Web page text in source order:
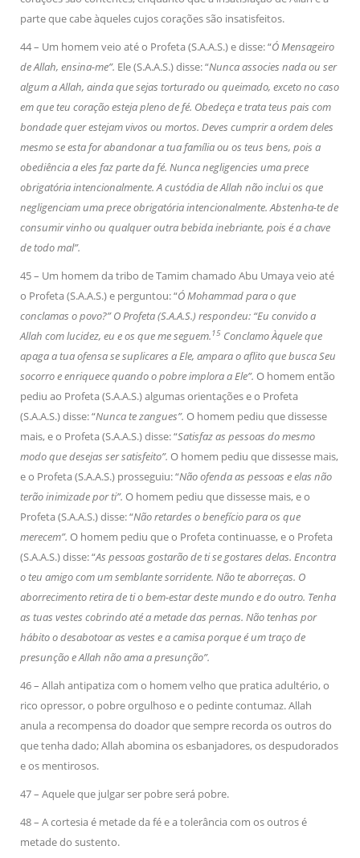
parte que cabe àqueles cujos corações são insatisfeitos.
44 – Um homem veio até o Profeta (S.A.A.S.) e disse: “Ó Mensageiro
de Allah, ensina-me”. Ele (S.A.A.S.) disse: “Nunca associes nada ou ser
algum a Allah, ainda que sejas torturado ou queimado, exceto no caso
em que teu coração esteja pleno de fé. Obedeça e trata teus pais com
bondade quer estejam vivos ou mortos. Deves cumprir a ordem deles
mesmo se esta for abandonar a tua família ou os teus bens, pois a
obediência a eles faz parte da fé. Nunca negligencies uma prece
obrigatória intencionalmente. A custódia de Allah não inclui os que
negligenciam uma prece obrigatória intencionalmente. Abstenha-te de
consumir vinho ou qualquer outra bebida inebriante, pois é a chave
de todo mal”.
45 – Um homem da tribo de Tamim chamado Abu Umaya veio até
o Profeta (S.A.A.S.) e perguntou: “Ó Mohammad para o que
conclamas o povo?” O Profeta (S.A.A.S.) respondeu: “Eu convido a
Allah com lucidez, eu e os que me seguem.15 Conclamo Àquele que
apaga a tua ofensa se suplicares a Ele, ampara o aflito que busca Seu
socorro e enriquece quando o pobre implora a Ele”. O homem então
pediu ao Profeta (S.A.A.S.) algumas orientações e o Profeta
(S.A.A.S.) disse: “Nunca te zangues”. O homem pediu que dissesse
mais, e o Profeta (S.A.A.S.) disse: “Satisfaz as pessoas do mesmo
modo que desejas ser satisfeito”. O homem pediu que dissesse mais,
e o Profeta (S.A.A.S.) prosseguiu: “Não ofenda as pessoas e elas não
terão inimizade por ti”. O homem pediu que dissesse mais, e o
Profeta (S.A.A.S.) disse: “Não retardes o benefício para os que
merecem”. O homem pediu que o Profeta continuasse, e o Profeta
(S.A.A.S.) disse: “As pessoas gostarão de ti se gostares delas. Encontra
o teu amigo com um semblante sorridente. Não te aborreças. O
aborrecimento retira de ti o bem-estar deste mundo e do outro. Tenha
as tuas vestes cobrindo até a metade das pernas. Não tenhas por
hábito o desabotoar as vestes e a camisa porque é um traço de
presunção e Allah não ama a presunção”.
46 – Allah antipatiza com o homem velho que pratica adultério, o
rico opressor, o pobre orgulhoso e o pedinte contumaz. Allah
anula a recompensa do doador que sempre recorda os outros do
que tenha dado; Allah abomina os esbanjadores, os despudorados
e os mentirosos.
47 – Aquele que julgar ser pobre será pobre.
48 – A cortesia é metade da fé e a tolerância com os outros é
metade do sustento.